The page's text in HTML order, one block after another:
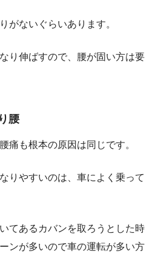
がないぐらいあります。
り伸ばすので、腰が固い方は要
腰
痛も根本の原因は同じです。
りやすいのは、車によく乗って
てあるカバンを取ろうとした時
ンが多いので車の運転が多い方